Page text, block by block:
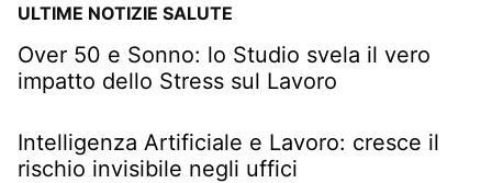
ULTIME NOTIZIE SALUTE
Over 50 e Sonno: lo Studio svela il vero
impatto dello Stress sul Lavoro
Intelligenza Artificiale e Lavoro: cresce il
rischio invisibile negli uffici